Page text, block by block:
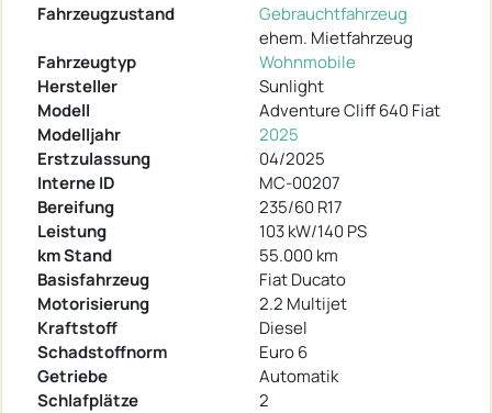
Fahrzeugzustand
Gebrauchtfahrzeug
ehem. Mietfahrzeug
Fahrzeugtyp
Wohnmobile
Hersteller
Sunlight
Modell
Adventure Cliff 640 Fiat
Modelljahr
2025
Erstzulassung
04/2025
Interne ID
MC-00207
Bereifung
235/60 R17
Leistung
103 kW/140 PS
km Stand
55.000 km
Basisfahrzeug
Fiat Ducato
Motorisierung
2.2 Multijet
Kraftstoff
Diesel
Schadstoffnorm
Euro 6
Getriebe
Automatik
Schlafplätze
2